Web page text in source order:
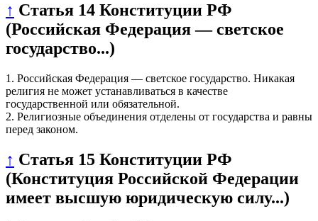
↑ Статья 14 Конституции РФ
(Российская Федерация — светское
государство...)
1. Российская Федерация — светское государство. Никакая
религия не может устанавливаться в качестве
государственной или обязательной.
2. Религиозные объединения отделены от государства и равны
перед законом.
↑ Статья 15 Конституции РФ
(Конституция Российской Федерации
имеет высшую юридическую силу...)